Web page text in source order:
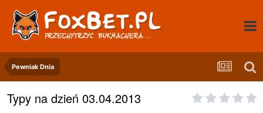
Pewniak Dnia
Typy na dzień 03.04.2013